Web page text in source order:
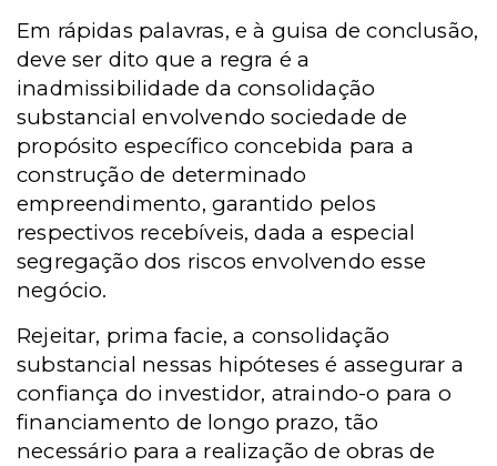
Em rápidas palavras, e à guisa de conclusão,
deve ser dito que a regra é a
inadmissibilidade da consolidação
substancial envolvendo sociedade de
propósito específico concebida para a
construção de determinado
empreendimento, garantido pelos
respectivos recebíveis, dada a especial
segregação dos riscos envolvendo esse
negócio.
Rejeitar, prima facie, a consolidação
substancial nessas hipóteses é assegurar a
confiança do investidor, atraindo-o para o
financiamento de longo prazo, tão
necessário para a realização de obras de